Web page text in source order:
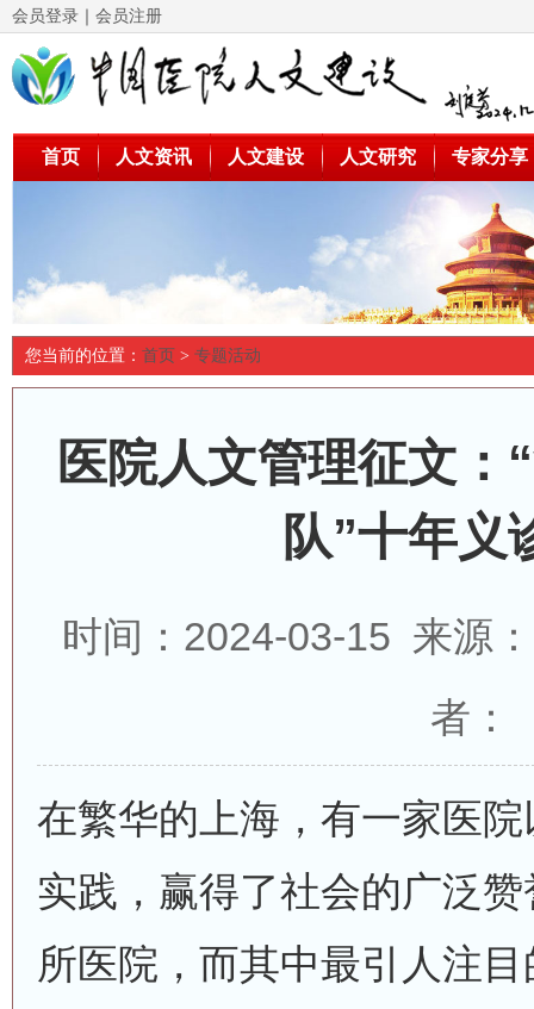
会员登录 ｜ 会员注册
首页 人文资讯 人文建设 人文研究 专家分享
您当前的位置： 首页 > 专题活动
医院人文管理征文：
队”十年义
时间：2024-03-15 来源
者：
在繁华的上海，有一家医
实践，赢得了社会的广泛
所医院，而其中最引人注